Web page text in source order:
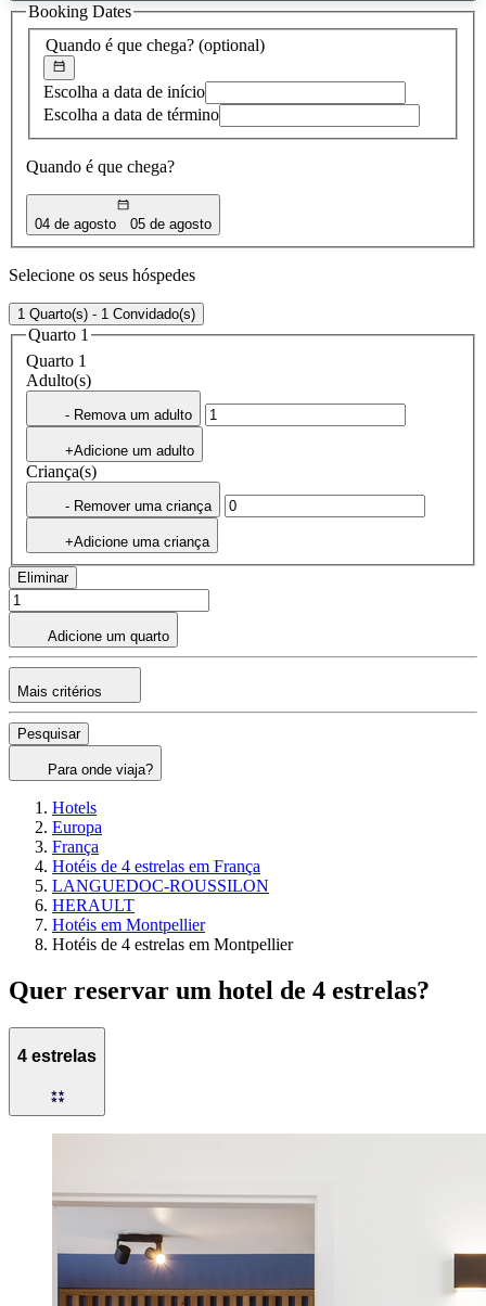
encontrada
Quando é que chega? (optional)
Escolha a data de início
Escolha a data de término
Quando é que chega?
04 de agosto 05 de agosto
Booking Dates
Selecione os seus hóspedes
1 Quarto(s) - 1 Convidado(s)
Quarto 1
Quarto 1
Adulto(s)
- Remova um adulto
+Adicione um adulto
Criança(s)
- Remover uma criança
+Adicione uma criança
Eliminar
Adicione um quarto
Mais critérios
Pesquisar
Para onde viaja?
Hotels
Europa
França
Hotéis de 4 estrelas em França
LANGUEDOC-ROUSSILON
HERAULT
Hotéis em Montpellier
Hotéis de 4 estrelas em Montpellier
Quer reservar um hotel de 4 estrelas?
4 estrelas